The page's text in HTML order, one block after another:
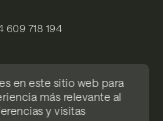
609 718 194
en este sitio web para
más relevante al
y visitas